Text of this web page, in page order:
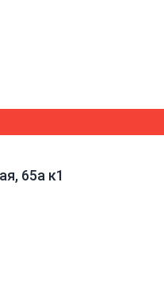
65а к1